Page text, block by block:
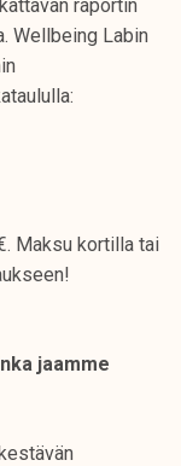
raportin
Wellbeing Labin
Maksu kortilla tai
jaamme